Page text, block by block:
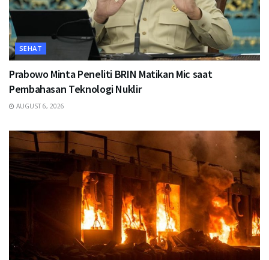
SEHAT
Prabowo Minta Peneliti BRIN Matikan Mic saat
Pembahasan Teknologi Nuklir
AUGUST 6, 2026